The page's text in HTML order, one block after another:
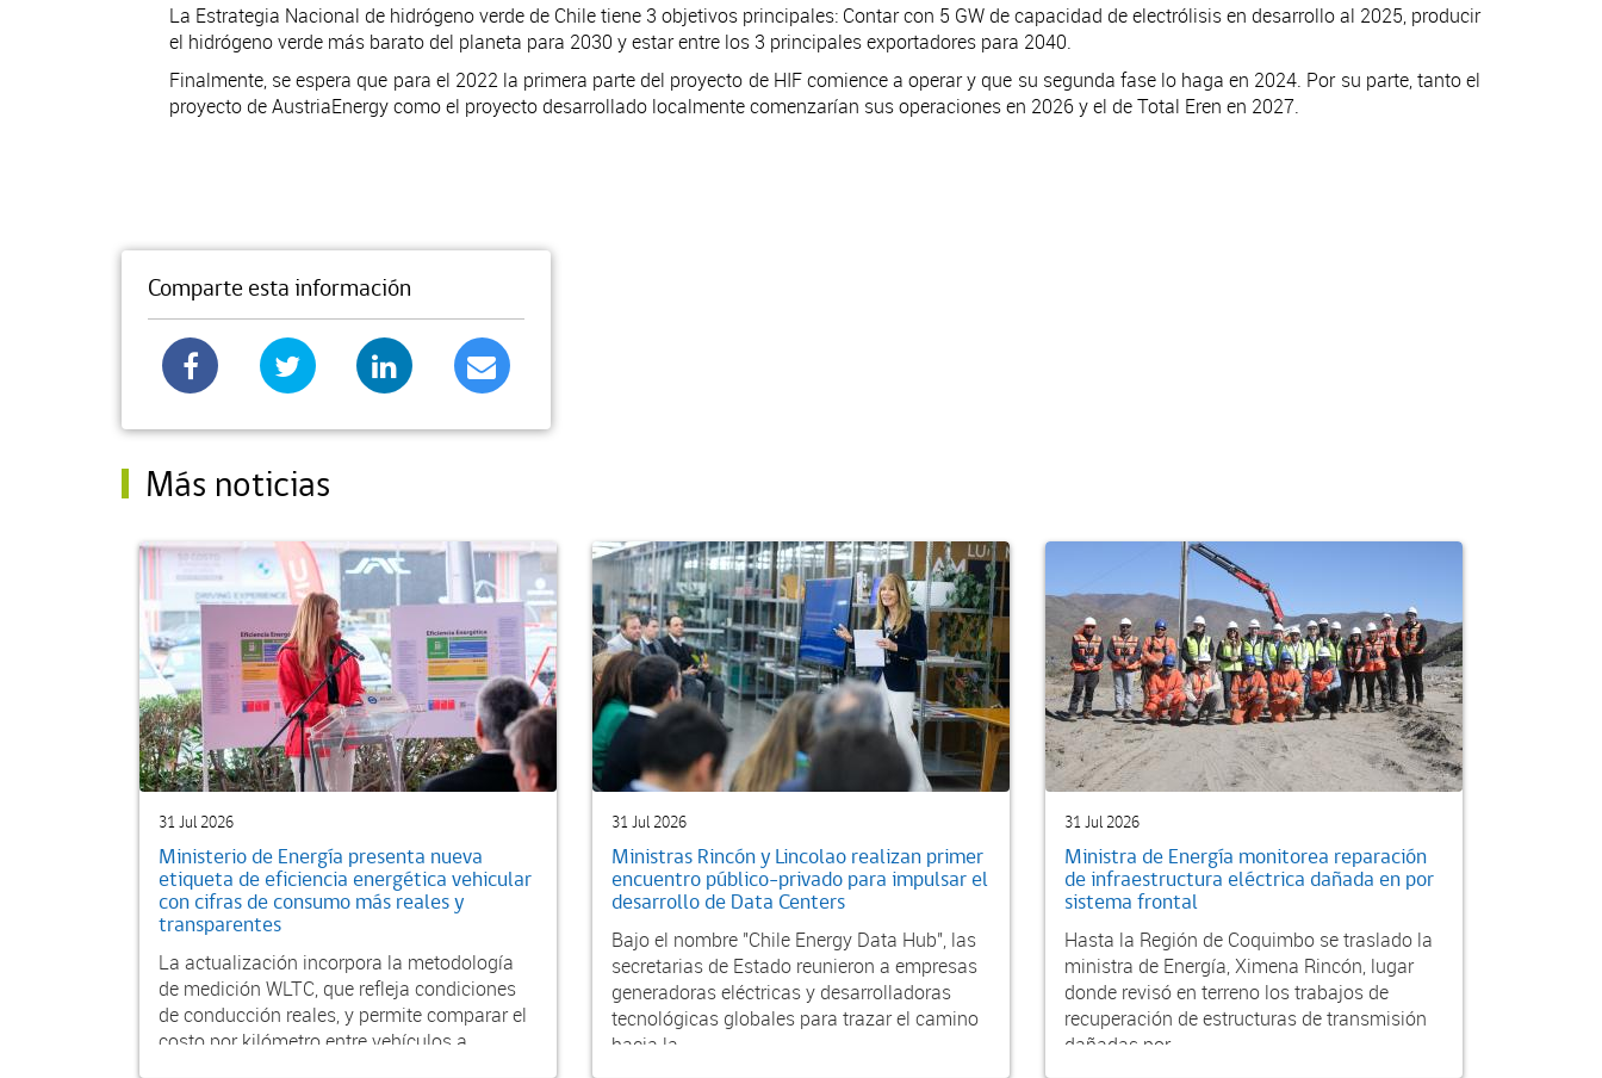
La Estrategia Nacional de hidrógeno verde de Chile tiene 3 objetivos principales: Contar con 5 GW de capacidad de electrólisis en desarrollo al 2025, producir
el hidrógeno verde más barato del planeta para 2030 y estar entre los 3 principales exportadores para 2040.
Finalmente, se espera que para el 2022 la primera parte del proyecto de HIF comience a operar y que su segunda fase lo haga en 2024. Por su parte, tanto el
proyecto de AustriaEnergy como el proyecto desarrollado localmente comenzarían sus operaciones en 2026 y el de Total Eren en 2027.
Comparte esta información
Más noticias
31 Jul 2026
Ministerio de Energía presenta nueva
etiqueta de eficiencia energética vehicular
con cifras de consumo más reales y
transparentes
La actualización incorpora la metodología
de medición WLTC, que refleja condiciones
de conducción reales, y permite comparar el
costo por kilómetro entre vehículos a
31 Jul 2026
Ministras Rincón y Lincolao realizan primer
encuentro público-privado para impulsar el
desarrollo de Data Centers
Bajo el nombre "Chile Energy Data Hub", las
secretarias de Estado reunieron a empresas
generadoras eléctricas y desarrolladoras
tecnológicas globales para trazar el camino
hacia la...
31 Jul 2026
Ministra de Energía monitorea reparación
de infraestructura eléctrica dañada en por
sistema frontal
Hasta la Región de Coquimbo se traslado la
ministra de Energía, Ximena Rincón, lugar
donde revisó en terreno los trabajos de
recuperación de estructuras de transmisión
dañadas por...